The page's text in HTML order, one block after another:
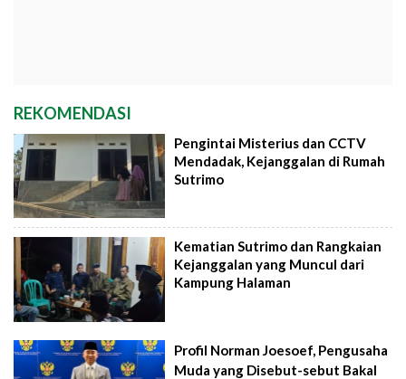
REKOMENDASI
Pengintai Misterius dan CCTV
Mendadak, Kejanggalan di Rumah
Sutrimo
Kematian Sutrimo dan Rangkaian
Kejanggalan yang Muncul dari
Kampung Halaman
Profil Norman Joesoef, Pengusaha
Muda yang Disebut-sebut Bakal